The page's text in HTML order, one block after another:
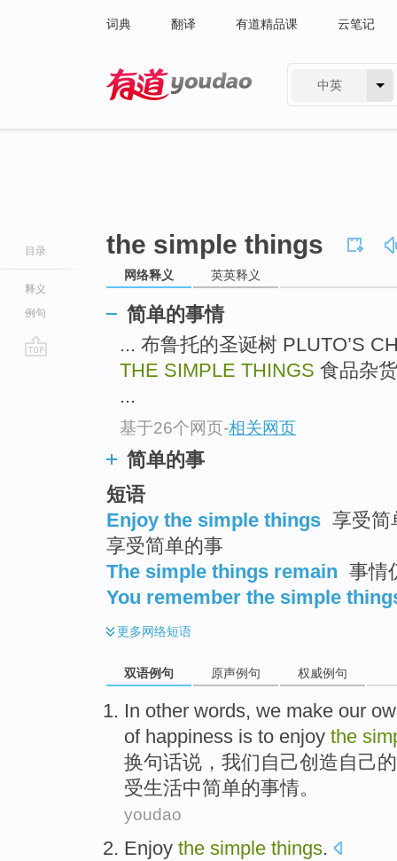
词典 翻译 有道精品课 云笔记
中英
目录
释义
例句
the simple things
网络释义 英英释义
简单的事情
... 布鲁托的圣诞树 PLUTO’S
THE SIMPLE THINGS 食品杂
...
基于26个网页-相关网页
简单的事
短语
Enjoy the simple things 享受简
享受简单的事
The simple things remain 事情
You remember the simple
更多网络短语
双语例句 原声例句 权威例句
In other words, we make our
of happiness is to enjoy the
换句话说， 我们 自己创造自己的
受生活中简单的事情。
youdao
Enjoy the simple things.